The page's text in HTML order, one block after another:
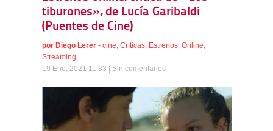
tiburones», de Lucía Garibaldi
(Puentes de Cine)
por Diego Lerer - cine, Críticas, Estrenos, Online,
Streaming
19 Ene, 2021 11:33 | Sin comentarios